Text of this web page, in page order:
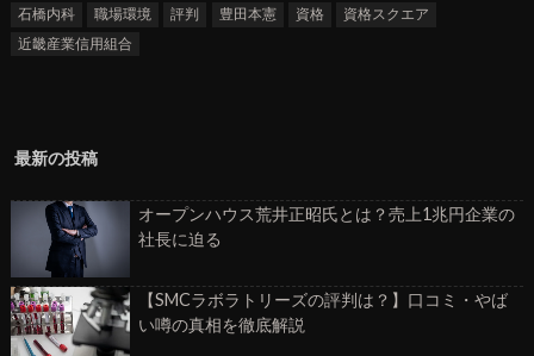
石橋内科
職場環境 評判 豊田本憲 資格
資格スクエア
近畿産業信用組合
最新の投稿
オープンハウス荒井正昭氏とは？売上1兆円企業の
社長に迫る
【SMCラボラトリーズの評判は？】口コミ・やば
い噂の真相を徹底解説